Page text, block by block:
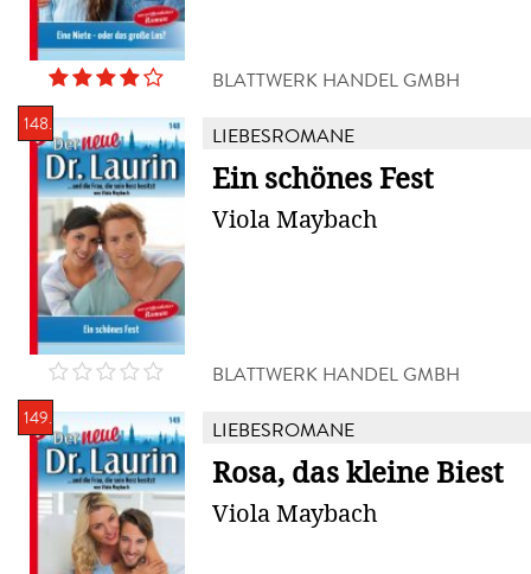
BLATTWERK HANDEL GMBH
148. LIEBESROMANE
Ein schönes Fest
Viola Maybach
BLATTWERK HANDEL GMBH
149. LIEBESROMANE
Rosa, das kleine Biest
Viola Maybach